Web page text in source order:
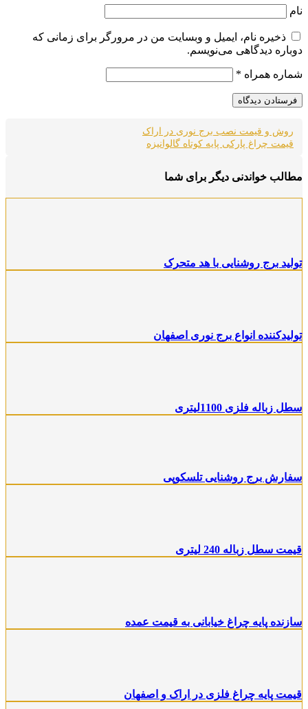
نام
ذخیره نام، ایمیل و وبسایت من در مرورگر برای زمانی که
دوباره دیدگاهی می‌نویسم.
شماره همراه *
روش و قیمت نصب برج نوری در اراک
قیمت چراغ پارکی پایه کوتاه گالوانیزه
مطالب خواندنی دیگر برای شما
تولید برج روشنایی با هد متحرک
تولیدکننده انواع برج نوری اصفهان
سطل زباله فلزی 1100لیتری
سفارش برج روشنایی تلسکوپی
قیمت سطل زباله 240 لیتری
سازنده پایه چراغ خیابانی به قیمت عمده
قیمت پایه چراغ فلزی در اراک و اصفهان